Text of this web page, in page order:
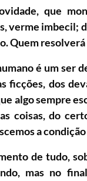
que
verme imbecil;
Quem resolverá
é um ser
ficções, dos
algo sempre
coisas, do
a
de tudo,
mas no